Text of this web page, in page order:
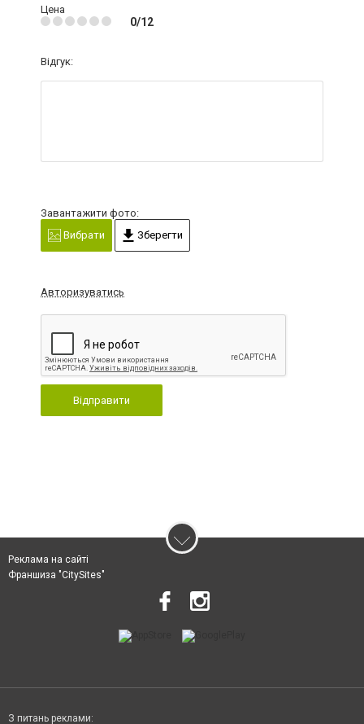
Цена
0/12
Відгук:
Завантажити фото:
Вибрати
Зберегти
Авторизуватись
Відправити
Реклама на сайті
Франшиза "CitySites"
З питань реклами: